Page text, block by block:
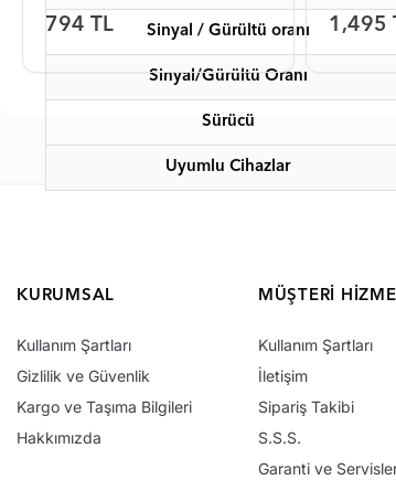
Sinyal / Gürültü oranı
Sinyal/Gürültü Oranı
Sürücü
Uyumlu Cihazlar
794 TL 1,495
KURUMSAL
Kullanım Şartları
Gizlilik ve Güvenlik
Kargo ve Taşıma Bilgileri
Hakkımızda
MÜŞTERI
Kullanım Şartları
İletişim
Sipariş Takibi
S.S.S.
Garanti ve